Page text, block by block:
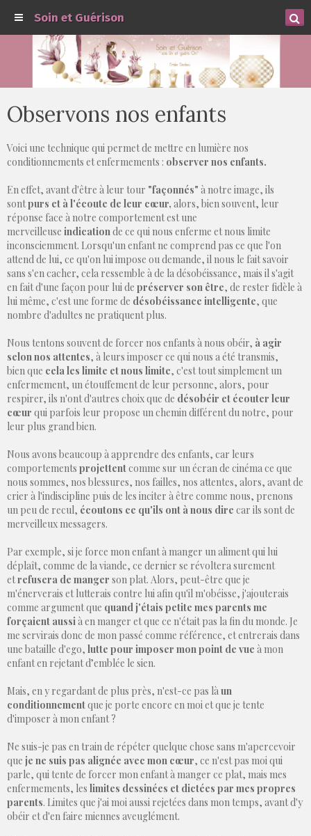
Soin et Guérison
Observons nos enfants
Voici une technique qui permet de mettre en lumière nos
conditionnements et enfermements : observer nos enfants.
En effet, avant d'être à leur tour "façonnés" à notre image, ils
sontpurs et à l'écoute de leur cœur, alors, bien souvent, leur
réponse face à notre comportement est une
merveilleuse indication de ce qui nous enferme et nous limite
inconsciemment. Lorsqu'un enfant ne comprend pas ce que l'on
attend de lui, ce qu'on lui impose ou demande, il nous le fait savoir
sans s'en cacher, cela ressemble à de la désobéissance, mais il s'agit
en fait d'une façon pour lui de préserver son être, de rester fidèle à
lui même, c'est une forme de désobéissance intelligente, que
nombre d'adultes ne pratiquent plus.
Nous tentons souvent de forcer nos enfants à nous obéir, à agir
selon nos attentes, à leurs imposer ce qui nous a été transmis,
bien que cela les limite et nous limite, c'est tout simplement un
enfermement, un étouffement de leur personne, alors, pour
respirer, ils n'ont d'autres choix que de désobéir et écouter leur
cœur qui parfois leur propose un chemin différent du notre, pour
leur plus grand bien.
Nous avons beaucoup à apprendre des enfants, car leurs
comportements projettentcomme sur un écran de cinéma ce que
nous sommes, nos blessures, nos failles, nos attentes, alors, avant de
crier à l'indiscipline puis de les inciter à être comme nous, prenons
un peu de recul, écoutons ce qu'ils ont à nous dire car ils sont de
merveilleux messagers.
Par exemple, si je force mon enfant à manger un aliment qui lui
déplaît, comme de la viande, ce dernier se révoltera surement
etrefusera de manger son plat. Alors, peut-être que je
m'énerverais et lutterais contre lui afin qu'il m'obéisse, j'ajouterais
comme argument que quand j'étais petite mes parents me
forçaient aussi à en manger et que ce n'était pas la fin du monde. Je
me servirais donc de mon passé comme référence, et entrerais dans
une bataille d'ego, lutte pour imposer mon point de vue à mon
enfant en rejetant d’emblée le sien.
Mais, en y regardant de plus près, n'est-ce pas là un
conditionnementque je porte encore en moi et que je tente
d'imposer à mon enfant ?
Ne suis-je pas en train de répéter quelque chose sans m'apercevoir
que je ne suis pas alignée avec mon cœur, ce n'est pas moi qui
parle, qui tente de forcer mon enfant à manger ce plat, mais mes
enfermements, les limites dessinées et dictées par mes propres
parents. Limites que j'ai moi aussi rejetées dans mon temps, avant d'y
obéir et d'en faire miennes aveuglément.